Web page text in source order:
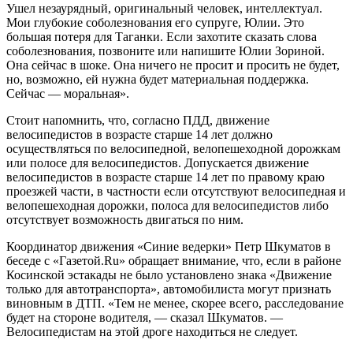
Ушел незаурядный, оригинальный человек, интеллектуал.
Мои глубокие соболезнования его супруге, Юлии. Это
большая потеря для Таганки. Если захотите сказать слова
соболезнования, позвоните или напишите Юлии Зориной.
Она сейчас в шоке. Она ничего не просит и просить не будет,
но, возможно, ей нужна будет материальная поддержка.
Сейчас — моральная».
Стоит напомнить, что, согласно ПДД, движение
велосипедистов в возрасте старше 14 лет должно
осуществляться по велосипедной, велопешеходной дорожкам
или полосе для велосипедистов. Допускается движение
велосипедистов в возрасте старше 14 лет по правому краю
проезжей части, в частности если отсутствуют велосипедная и
велопешеходная дорожки, полоса для велосипедистов либо
отсутствует возможность двигаться по ним.
Координатор движения «Синие ведерки» Петр Шкуматов в
беседе с «Газетой.Ru» обращает внимание, что, если в районе
Косинской эстакады не было установлено знака «Движение
только для автотранспорта», автомобилиста могут признать
виновным в ДТП. «Тем не менее, скорее всего, расследование
будет на стороне водителя, — сказал Шкуматов. —
Велосипедистам на этой дроге находиться не следует.